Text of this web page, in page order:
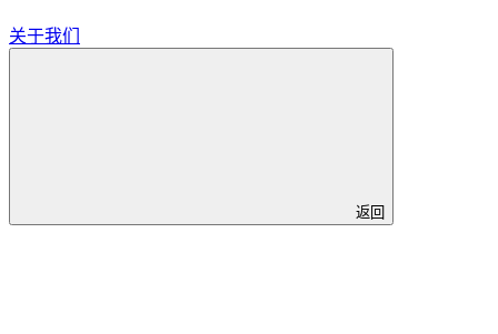
关于我们
返回